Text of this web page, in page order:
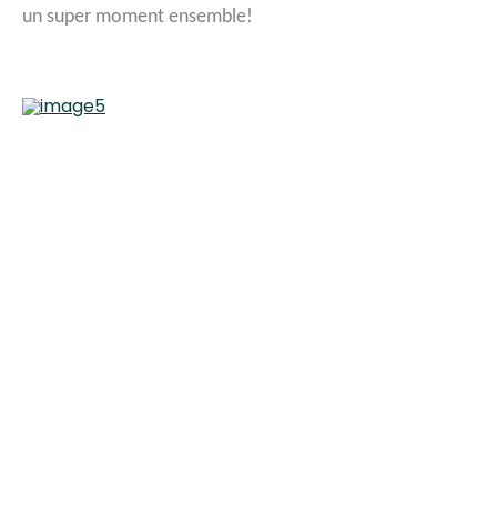
un super moment ensemble!